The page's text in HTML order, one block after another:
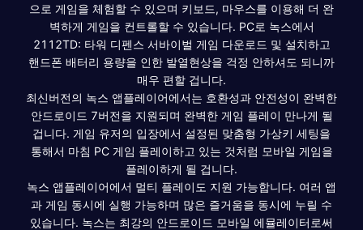
으로 게임을 체험할 수 있으며 키보드, 마우스를 이용해 더 완
벽하게 게임을 컨트롤할 수 있습니다. PC로 녹스에서
2112TD: 타워 디펜스 서바이벌 게임 다운로드 및 설치하고
핸드폰 배터리 용량을 인한 발열현상을 걱정 안하셔도 되니까
매우 편할 겁니다.
최신버전의 녹스 앱플레이어에서는 호환성과 안전성이 완벽한
안드로이드 7버전을 지원되며 완벽한 게임 플레이 만나게 될
겁니다. 게임 유저의 입장에서 설정된 맞춤형 가상키 세팅을
통해서 마침 PC 게임 플레이하고 있는 것처럼 모바일 게임을
플레이하게 될 겁니다.
녹스 앱플레이어에서 멀티 플레이도 지원 가능합니다. 여러 앱
과 게임 동시에 실행 가능하며 많은 즐거움을 동시에 누릴 수
있습니다. 녹스는 최강의 안드로이드 모바일 에뮬레이터로써